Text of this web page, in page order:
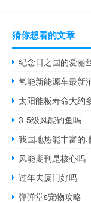
猜你想看的文章
纪念日之国的爱丽
氢能新能源车最新
太阳能板寿命大约
3-5级风能钓鱼吗
我国地热能丰富的
风能期刊是核心吗
过年去厦门好吗
弹弹堂s宠物攻略